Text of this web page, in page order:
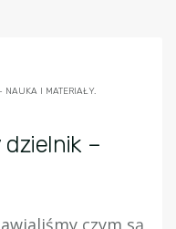
NAUKA I MATERIAŁY.
–
czym są